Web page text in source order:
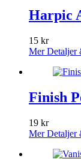
Harpic
15 kr
Mer Detaljer
Finish
19 kr
Mer Detaljer